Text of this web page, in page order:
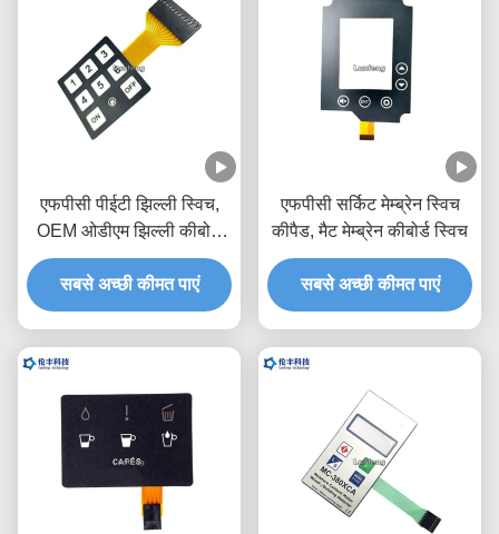
एफपीसी पीईटी झिल्ली स्विच,
OEM ओडीएम झिल्ली कीबोर्ड
स्विच
सबसे अच्छी कीमत पाएं
एफपीसी सर्किट मेम्ब्रेन स्विच
कीपैड, मैट मेम्ब्रेन कीबोर्ड स्विच
सबसे अच्छी कीमत पाएं